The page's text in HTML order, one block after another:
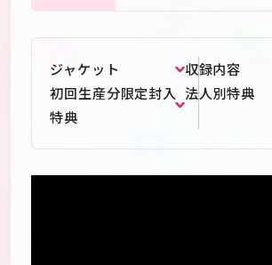
ジャケット
収録内容
初回生産分限定封入
特典
法人別特典